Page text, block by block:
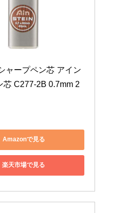
ャープペン芯 アイン
芯 C277-2B 0.7mm 2
Amazonで見る
楽天市場で見る